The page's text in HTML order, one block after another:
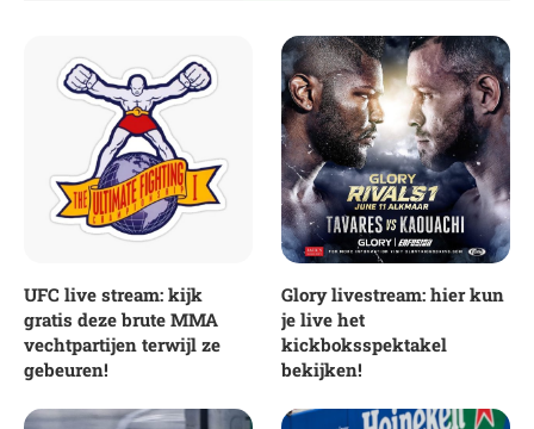
UFC live stream: kijk
gratis deze brute MMA
vechtpartijen terwijl ze
gebeuren!
Glory livestream: hier kun
je live het
kickboksspektakel
bekijken!